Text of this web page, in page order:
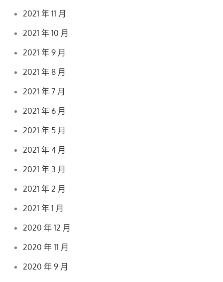
2021 年 11 月
2021 年 10 月
2021 年 9 月
2021 年 8 月
2021 年 7 月
2021 年 6 月
2021 年 5 月
2021 年 4 月
2021 年 3 月
2021 年 2 月
2021 年 1 月
2020 年 12 月
2020 年 11 月
2020 年 9 月